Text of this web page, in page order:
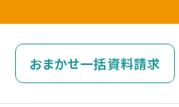
おまかせ一括資料請求